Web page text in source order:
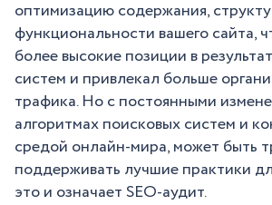
оптимизацию содержания,
функциональности вашего сайта,
более высокие позиции в
систем и привлекал больше
трафика. Но с постоянными
алгоритмах поисковых систем и
средой онлайн-мира, может быть
поддерживать лучшие практики
это и означает SEO-аудит.